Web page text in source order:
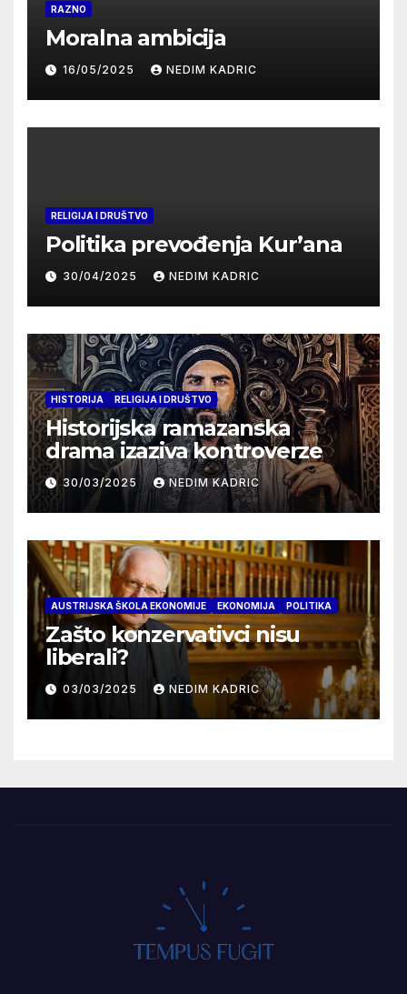
RAZNO
Moralna ambicija
16/05/2025 NEDIM KADRIC
RELIGIJA I DRUŠTVO
Politika prevođenja Kur’ana
30/04/2025 NEDIM KADRIC
HISTORIJA RELIGIJA I DRUŠTVO
Historijska ramazanska
drama izaziva kontroverze
30/03/2025 NEDIM KADRIC
AUSTRIJSKA ŠKOLA EKONOMIJE EKONOMIJA POLITIKA
Zašto konzervativci nisu
liberali?
03/03/2025 NEDIM KADRIC